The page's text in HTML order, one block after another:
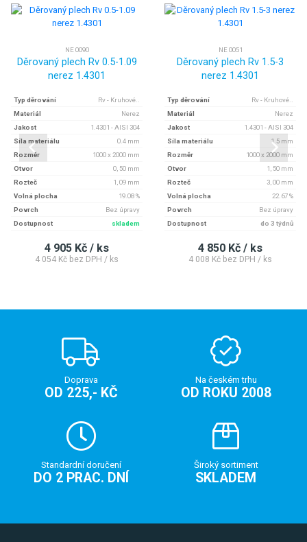
NE 0090
Děrovaný plech Rv 0.5-1.09
nerez 1.4301
Typ děrování
Rv - Kruhové..
Materiál
Nerez
Jakost
1.4301 - AISI 304
Síla materiálu
0.4 mm
Rozměr
1000 x 2000 mm
Otvor
0, 50 mm
Rozteč
1, 09 mm
Volná plocha
19.08 %
Povrch
Bez úpravy
Dostupnost
skladem
4 905 Kč / ks
4 054 Kč bez DPH / ks
NE 0051
Děrovaný plech Rv 1.5-3
nerez 1.4301
Typ děrování
Rv - Kruhové..
Materiál
Nerez
Jakost
1.4301 - AISI 304
Síla materiálu
1.5 mm
Rozměr
1000 x 2000 mm
Otvor
1, 50 mm
Rozteč
3, 00 mm
Volná plocha
22.67 %
Povrch
Bez úpravy
Dostupnost
do 3 týdnů
4 850 Kč / ks
4 008 Kč bez DPH / ks
Doprava
OD 225,- KČ
Na českém trhu
OD ROKU 2008
Standardní doručení
DO 2 PRAC. DNÍ
Široký sortiment
SKLADEM